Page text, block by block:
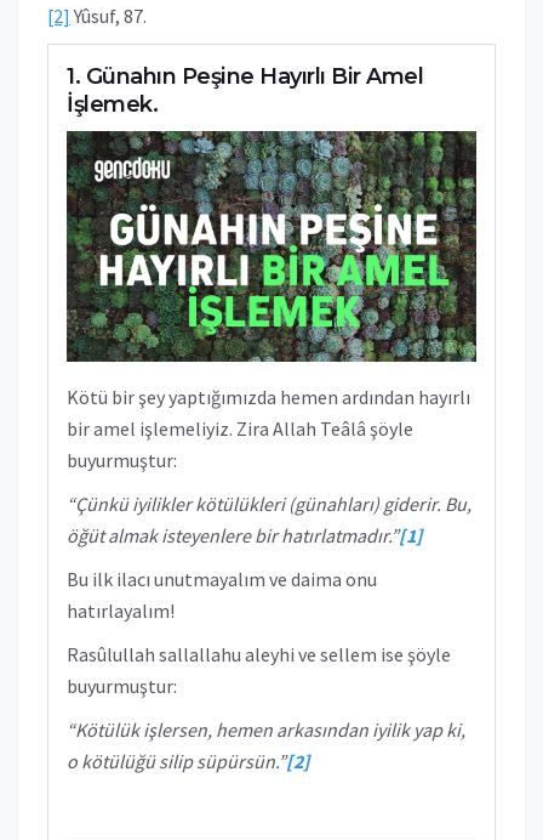
[2] Yûsuf, 87.
Günahın Peşine Hayırlı Bir Amel
İşlemek.
Kötü bir şey yaptığımızda hemen ardından hayırlı
bir amel işlemeliyiz. Zira Allah Teâlâ şöyle
buyurmuştur:
“Çünkü iyilikler kötülükleri (günahları) giderir. Bu,
öğüt almak isteyenlere bir hatırlatmadır.”[1]
Bu ilk ilacı unutmayalım ve daima onu
hatırlayalım!
Rasûlullah sallallahu aleyhi ve sellem ise şöyle
buyurmuştur:
“Kötülük işlersen, hemen arkasından iyilik yap ki,
o kötülüğü silip süpürsün.”[2]